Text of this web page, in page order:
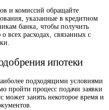
и комиссий обращайте
указанные в кредитном
банка‚ чтобы получить
расходах‚ связанных с
ипотеки
подходящими условиями
пройти процесс подачи заявки
может занять некоторое время и